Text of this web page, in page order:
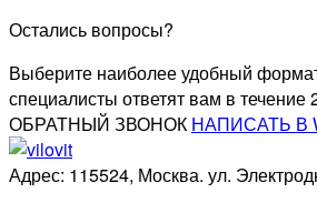
Остались вопросы?
Выберите наиболее удобный
специалисты ответят вам в течение
ОБРАТНЫЙ ЗВОНОК НАПИСАТЬ В
Адрес: 115524, Москва. ул.